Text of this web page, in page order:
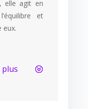
elle agit en
et
eux.
plus